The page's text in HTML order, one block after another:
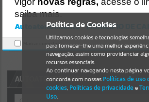
Portais
Por favor, aguarde...
NOTÍCIAS
Por favor, aguarde...
AUTOATENDIMENTO
Política de Cookies
Utilizamos cookies e tecnologias
para fornecer-lhe uma melhor
navegação, assim como providenciar
recursos essenciais.
Ao continuar navegando nesta página
concorda com nossas Políticas de uso
cookies, Políticas de privacidadee
Uso.
saiba mais.
Autoatendimento - MUNICIPIO DE
Marcar como lido.
2efd1d85.js?v=480b2420:47
Verificar Mais Detalhes